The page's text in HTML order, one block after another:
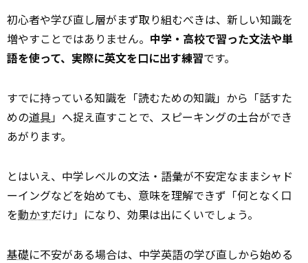
初心者や学び直し層がまず取り組むべきは、新しい知識を
増やすことではありません。 中学・高校で習った文法や単
語を使って、実際に英文を口に出す練習です。
すでに持っている知識を「読むための知識」から「話すた
めの道具」へ捉え直すことで、スピーキングの土台ができ
あがります。
とはいえ、中学レベルの文法・語彙が不安定なままシャド
ーイングなどを始めても、意味を理解できず「何となく口
を動かすだけ」になり、効果は出にくいでしょう。
基礎に不安がある場合は、中学英語の学び直しから始める